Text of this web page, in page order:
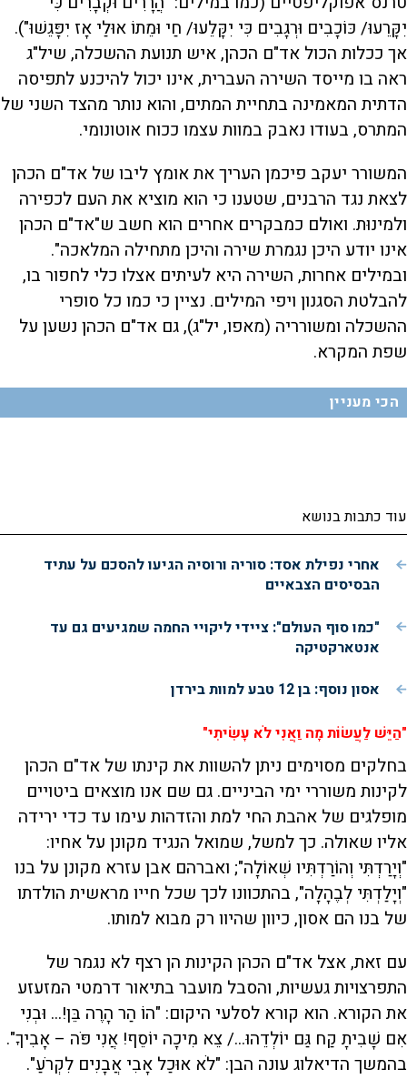
יִקָּרֵעוּ/ כּוֹכָבִים וּרְגָבִים כִּי יִקָּלֵעוּ/ חַי וּמֵתוֹ אוּלַי אָז יִפָּגֵשׁוּ").
אך ככלות הכול אד"ם הכהן, איש תנועת ההשכלה, שיל"ג
ראה בו מייסד השירה העברית, אינו יכול להיכנע לתפיסה
הדתית המאמינה בתחיית המתים, והוא נותר מהצד השני של
המתרס, בעודו נאבק במוות עצמו ככוח אוטונומי.
המשורר יעקב פיכמן העריך את אומץ ליבו של אד"ם הכהן
לצאת נגד הרבנים, שטענו כי הוא מוציא את העם לכפירה
ולמינוּת. ואולם כמבקרים אחרים הוא חשב ש"אד"ם הכהן
אינו יודע היכן נגמרת שירה והיכן מתחילה המלאכה".
ובמילים אחרות, השירה היא לעיתים אצלו כלי לחפור בו,
להבלטת הסגנון ויפי המילים. נציין כי כמו כל סופרי
ההשכלה ומשורריה (מאפו, יל"ג), גם אד"ם הכהן נשען על
שפת המקרא.
הכי מעניין
עוד כתבות בנושא
אחרי נפילת אסד: סוריה ורוסיה הגיעו להסכם על עתיד
הבסיסים הצבאיים
"כמו סוף העולם": ציידי ליקויי החמה שמגיעים גם עד
אנטארקטיקה
אסון נוסף: בן 12 טבע למוות בירדן
"הַיֵּשׁ לַעֲשׂוֹת מָה וַאֲנִי לֹא עָשִׂיתִי"
בחלקים מסוימים ניתן להשוות את קינתו של אד"ם הכהן
לקינות משוררי ימי הביניים. גם שם אנו מוצאים ביטויים
מופלגים של אהבת החי למת והזדהות עימו עד כדי ירידה
אליו שאולה. כך למשל, שמואל הנגיד מקונן על אחיו:
"וְיָרַדְתִּי וְהוֹרַדְתִּיו שְׁאוֹלָה"; ואברהם אבן עזרא מקונן על בנו
"וְיָלַדְתִּי לְבֶהָלָה", בהתכוונו לכך שכל חייו מראשית הולדתו
של בנו הם אסון, כיוון שהיוו רק מבוא למותו.
עם זאת, אצל אד"ם הכהן הקינות הן רצף לא נגמר של
התפרצויות געשיות, והסבל מועבר בתיאור דרמטי המזעזע
את הקורא. הוא קורא לסלעי היקום: "הוֹ הַר הָרֶה בֵּן!... וּבְנִי
אִם שָׁבִיתָ קַח גַּם יוֹלְדֵהוּ.../ צֵא מִיכָה יוֹסֵף! אֲנִי פֹּה – אָבִיךָ".
בהמשך הדיאלוג עונה הבן: "לֹא אוּכַל אָבִי אֲבָנִים לִקְרֹעַ".